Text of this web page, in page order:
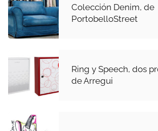
Colección Denim, de
PortobelloStreet
Ring y Speech, dos
de Arregui